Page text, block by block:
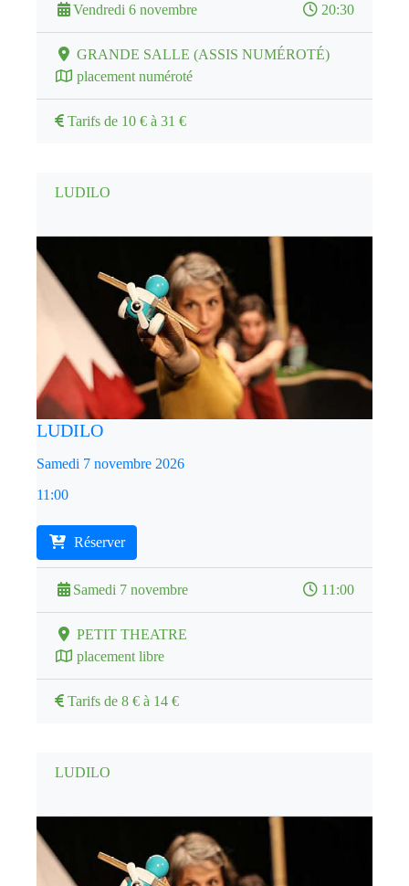
Vendredi 6 novembre 20:30
GRANDE SALLE (ASSIS NUMÉROTÉ)
placement numéroté
Tarifs de 10 € à 31 €
LUDILO
LUDILO
Samedi 7 novembre 2026
11:00
Réserver
Samedi 7 novembre 11:00
PETIT THEATRE
placement libre
Tarifs de 8 € à 14 €
LUDILO